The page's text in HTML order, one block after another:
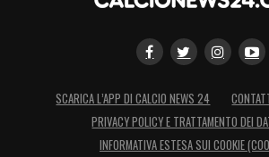
SCARICA L’APP DI CALCIO NEWS 24
PRIVACY POLICY E TRATTAMENTO DEI
INFORMATIVA ESTESA SUI COOKIE